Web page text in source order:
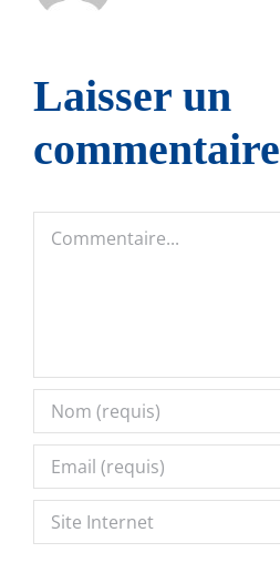
Laisser un
commentaire